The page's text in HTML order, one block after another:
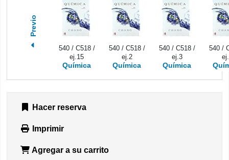
Previo
540 / C518 /
ej.15
Química
540 / C518 /
ej.2
Química
540 / C518 /
ej.3
Química
540 /
Hacer reserva
Imprimir
Agregar a su carrito